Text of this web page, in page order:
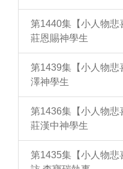
第1440集【小人物悲
莊恩賜神學生
第1439集【小人物悲
澤神學生
第1436集【小人物悲
莊漢中神學生
第1435集【小人物悲